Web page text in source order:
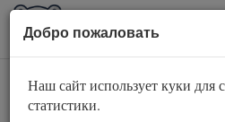
AuBook.org
След
Добро пожаловать
Наш сайт использует куки для
статистики.